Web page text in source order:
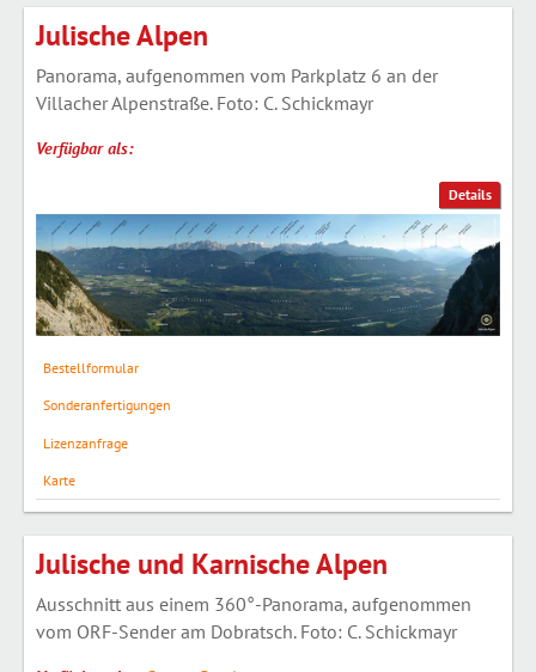
Details
Julische Alpen
Panorama, aufgenommen vom Parkplatz 6 an der
Villacher Alpenstraße. Foto: C. Schickmayr
Verfügbar als:
Bestellformular
Sonderanfertigungen
Lizenzanfrage
Karte
Julische und Karnische Alpen
Ausschnitt aus einem 360°-Panorama, aufgenommen
vom ORF-Sender am Dobratsch. Foto: C. Schickmayr